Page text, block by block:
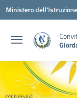
Vai ai contenuti
Vai al menu di
Vai al footer
Ministero